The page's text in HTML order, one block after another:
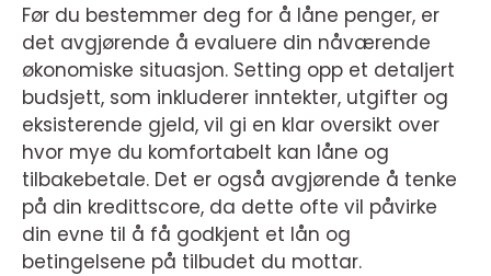
Før du bestemmer deg for å låne penger, er
det avgjørende å evaluere din nåværende
økonomiske situasjon. Setting opp et detaljert
budsjett, som inkluderer inntekter, utgifter og
eksisterende gjeld, vil gi en klar oversikt over
hvor mye du komfortabelt kan låne og
tilbakebetale. Det er også avgjørende å tenke
på din kredittscore, da dette ofte vil påvirke
din evne til å få godkjent et lån og
betingelsene på tilbudet du mottar.